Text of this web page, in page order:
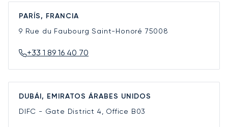
PARÍS, FRANCIA
9 Rue du Faubourg Saint-Honoré 75008
+33 1 89 16 40 70
DUBÁI, EMIRATOS ÁRABES UNIDOS
DIFC - Gate District 4, Office B03